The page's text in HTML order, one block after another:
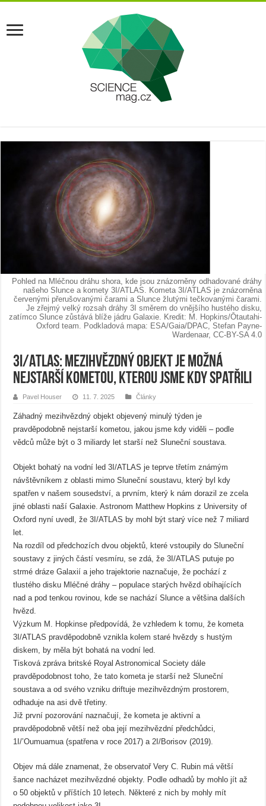
Pohled na Mléčnou dráhu shora, kde jsou znázorněny odhadované dráhy
našeho Slunce a komety 3I/ATLAS. Kometa 3I/ATLAS je znázorněna
červenými přerušovanými čarami a Slunce žlutými tečkovanými čarami.
Je zřejmý velký rozsah dráhy 3I směrem do vnějšího hustého disku,
zatímco Slunce zůstává blíže jádru Galaxie. Kredit: M. Hopkins/Ōtautahi-
Oxford team. Podkladová mapa: ESA/Gaia/DPAC, Stefan Payne-
Wardenaar, CC-BY-SA 4.0
3I/ATLAS: Mezihvězdný objekt je možná
nejstarší kometou, kterou jsme kdy spatřili
Pavel Houser 11. 7. 2025 Články
Záhadný mezihvězdný objekt objevený minulý týden je
pravděpodobně nejstarší kometou, jakou jsme kdy viděli – podle
vědců může být o 3 miliardy let starší než Sluneční soustava.
Objekt bohatý na vodní led 3I/ATLAS je teprve třetím známým
návštěvníkem z oblasti mimo Sluneční soustavu, který byl kdy
spatřen v našem sousedství, a prvním, který k nám dorazil ze zcela
jiné oblasti naší Galaxie. Astronom Matthew Hopkins z University of
Oxford nyní uvedl, že 3I/ATLAS by mohl být starý více než 7 miliard
let.
Na rozdíl od předchozích dvou objektů, které vstoupily do Sluneční
soustavy z jiných částí vesmíru, se zdá, že 3I/ATLAS putuje po
strmé dráze Galaxií a jeho trajektorie naznačuje, že pochází z
tlustého disku Mléčné dráhy – populace starých hvězd obíhajících
nad a pod tenkou rovinou, kde se nachází Slunce a většina dalších
hvězd.
Výzkum M. Hopkinse předpovídá, že vzhledem k tomu, že kometa
3I/ATLAS pravděpodobně vznikla kolem staré hvězdy s hustým
diskem, by měla být bohatá na vodní led.
Tisková zpráva britské Royal Astronomical Society dále
pravděpodobnost toho, že tato kometa je starší než Sluneční
soustava a od svého vzniku driftuje mezihvězdným prostorem,
odhaduje na asi dvě třetiny.
Již první pozorování naznačují, že kometa je aktivní a
pravděpodobně větší než oba její mezihvězdní předchůdci,
1I/’Oumuamua (spatřena v roce 2017) a 2I/Borisov (2019).
Objev má dále znamenat, že observatoř Very C. Rubin má větší
šance nacházet mezihvězdné objekty. Podle odhadů by mohlo jít až
o 50 objektů v příštích 10 letech. Některé z nich by mohly mít